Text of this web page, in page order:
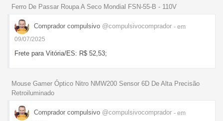
Ferro De Passar Roupa A Seco Mondial FSN-55-B - 110V
Comprador compulsivo @compulsivocomprador - em
09/07/2025
Frete para Vitória/ES: R$ 52,53;
Mouse Gamer Óptico Nitro NMW200 Sensor 6D De Alta Precisão
Retroiluminado
Comprador compulsivo @compulsivocomprador - em